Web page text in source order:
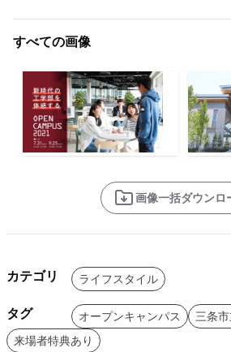
すべての画像
画像一括ダウンロ
カテゴリ ライフスタイル
タグ オープンキャンパス 三条
来場者特典あり